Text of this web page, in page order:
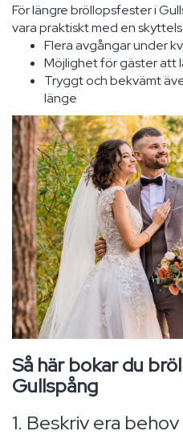
För längre bröllopsfester i
vara praktiskt med en
Flera avgångar under
Möjlighet för gäster att
Tryggt och bekvämt
länge
Så här bokar du
Gullspång
1. Beskriv era behov